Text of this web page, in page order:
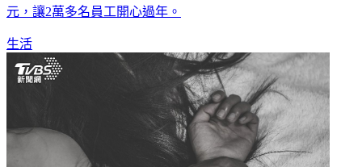
元，讓2萬多名員工開心過年。
生活